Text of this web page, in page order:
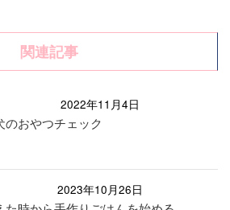
関連記事
2022年11月4日
のおやつチェック
2023年10月26日